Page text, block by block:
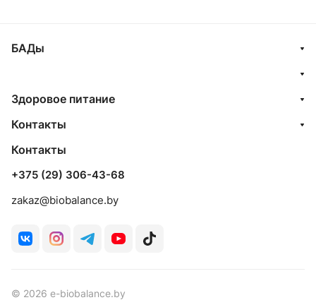
БАДы
Здоровое питание
Контакты
Контакты
+375 (29) 306-43-68
zakaz@biobalance.by
© 2026 e-biobalance.by